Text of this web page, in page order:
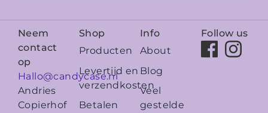
Neem
contact
op
Hallo@candycase.nl
Andries
Copierhof
Shop
Producten
Levertijd en
verzendkosten
Betalen
Info
About
Blog
Veel
gestelde
Follow us